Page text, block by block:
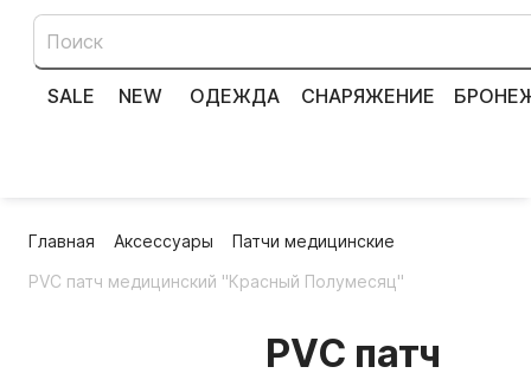
SALE NEW ОДЕЖДА СНАРЯЖЕНИЕ
Главная Аксессуары
Патчи медицинские
PVC патч медицинский "Красный Полумесяц"
PVC патч